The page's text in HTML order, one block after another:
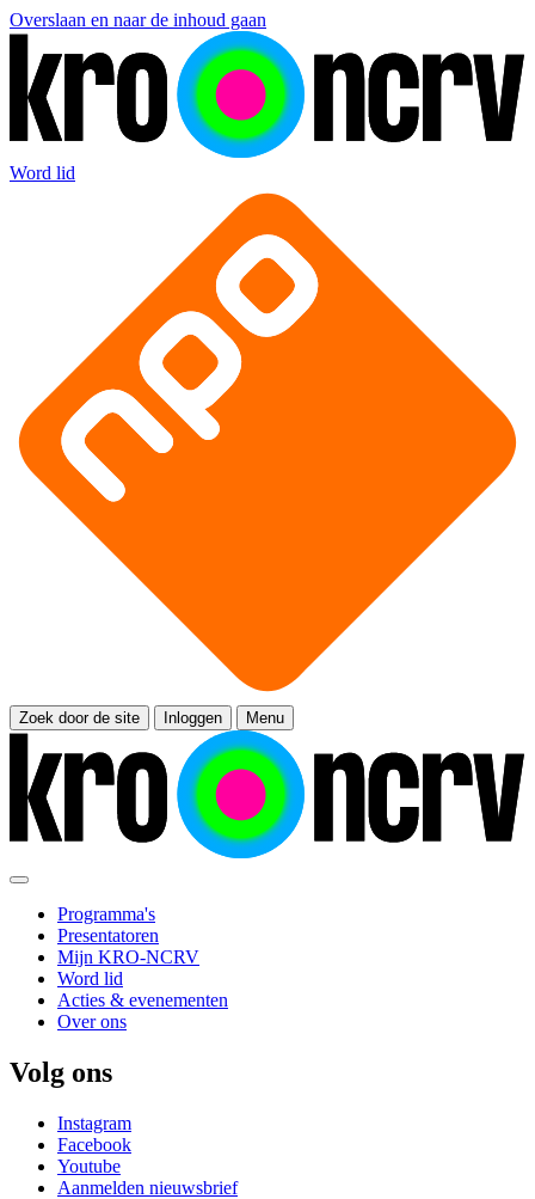
Overslaan en naar de inhoud gaan
Word lid
Zoek door de site Inloggen Menu
Programma's
Presentatoren
Mijn KRO-NCRV
Word lid
Acties & evenementen
Over ons
Volg ons
Instagram
Facebook
Youtube
Aanmelden nieuwsbrief